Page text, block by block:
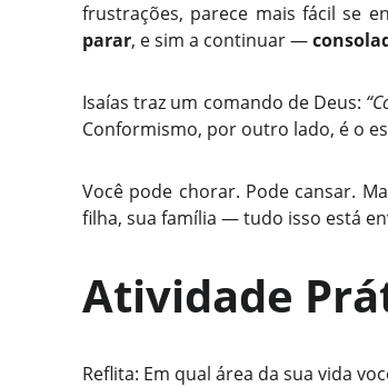
frustrações, parece mais fácil se
parar, e sim a continuar —
Isaías traz um comando de Deus:
Conformismo, por outro lado, é o
Você pode chorar. Pode cansar.
filha, sua família — tudo isso está
Atividade
Reflita: Em qual área da sua vida